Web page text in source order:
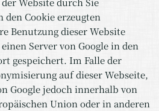
Cookie erzeugten
Benutzung dieser Website
Server von Google in den
gespeichert. Im Falle der
auf dieser Webseite,
Google jedoch innerhalb von
Union oder in anderen